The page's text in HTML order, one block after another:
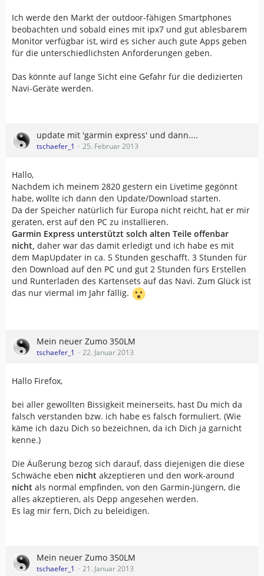
Ich werde den Markt der outdoor-fähigen Smartphones
beobachten und sobald eines mit ipx7 und gut ablesbarem
Monitor verfügbar ist, wird es sicher auch gute Apps geben
für die unterschiedlichsten Anforderungen geben.
Das könnte auf lange Sicht eine Gefahr für die dedizierten
Navi-Geräte werden.
update mit 'garmin express' und dann....
tschaefer_1 25. Februar 2013
Hallo,
Nachdem ich meinem 2820 gestern ein Livetime gegönnt
habe, wollte ich dann den Update/Download starten.
Da der Speicher natürlich für Europa nicht reicht, hat er mir
geraten, erst auf den PC zu installieren.
Garmin Express unterstützt solch alten Teile offenbar
nicht, daher war das damit erledigt und ich habe es mit
dem MapUpdater in ca. 5 Stunden geschafft. 3 Stunden für
den Download auf den PC und gut 2 Stunden fürs Erstellen
und Runterladen des Kartensets auf das Navi. Zum Glück ist
das nur viermal im Jahr fällig.
Mein neuer Zumo 350LM
tschaefer_1 22. Januar 2013
Hallo Firefox,
bei aller gewollten Bissigkeit meinerseits, hast Du mich da
falsch verstanden bzw. ich habe es falsch formuliert. (Wie
käme ich dazu Dich so bezeichnen, da ich Dich ja garnicht
kenne.)
Die Äußerung bezog sich darauf, dass diejenigen die diese
Schwäche eben nicht akzeptieren und den work-around
nicht als normal empfinden, von den Garmin-Jüngern, die
alles akzeptieren, als Depp angesehen werden.
Es lag mir fern, Dich zu beleidigen.
Mein neuer Zumo 350LM
tschaefer_1 21. Januar 2013